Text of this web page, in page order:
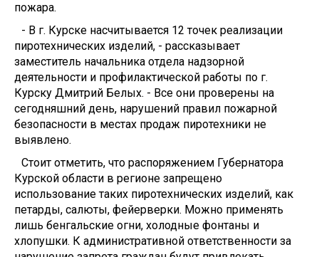
пожара.
- В г. Курске насчитывается 12 точек реализации
пиротехнических изделий, - рассказывает
заместитель начальника отдела надзорной
деятельности и профилактической работы по г.
Курску Дмитрий Белых. - Все они проверены на
сегодняшний день, нарушений правил пожарной
безопасности в местах продаж пиротехники не
выявлено.
Стоит отметить, что распоряжением Губернатора
Курской области в регионе запрещено
использование таких пиротехнических изделий, как
петарды, салюты, фейерверки. Можно применять
лишь бенгальские огни, холодные фонтаны и
хлопушки. К административной ответственности за